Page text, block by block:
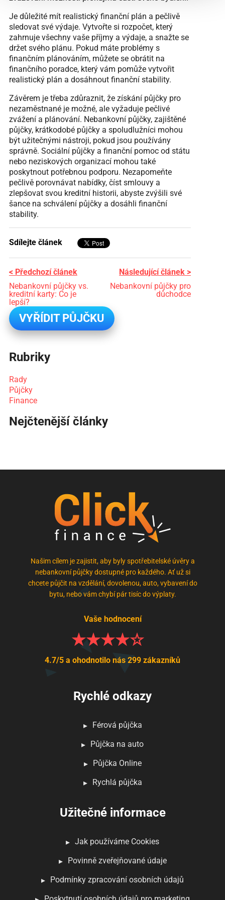
Je důležité mít realistický finanční plán a pečlivě
sledovat své výdaje. Vytvořte si rozpočet, který
zahrnuje všechny vaše příjmy a výdaje, a snažte se
držet svého plánu. Pokud máte problémy s
finančním plánováním, můžete se obrátit na
finančního poradce, který vám pomůže vytvořit
realistický plán a dosáhnout finanční stability.
Závěrem je třeba zdůraznit, že získání půjčky pro
nezaměstnané je možné, ale vyžaduje pečlivé
zvážení a plánování. Nebankovní půjčky, zajištěné
půjčky, krátkodobé půjčky a spoludlužníci mohou
být užitečnými nástroji, pokud jsou používány
správně. Sociální půjčky a finanční pomoc od státu
nebo neziskových organizací mohou také
poskytnout potřebnou podporu. Nezapomeňte
pečlivě porovnávat nabídky, číst smlouvy a
zlepšovat svou kreditní historii, abyste zvýšili své
šance na schválení půjčky a dosáhli finanční
stability.
Sdílejte článek
< Předchozí článek
Nebankovní půjčky vs.
kreditní karty: Co je
lepší?
Následující článek >
Nebankovní půjčky pro
důchodce
VYŘÍDIT PŮJČKU
Rubriky
Rady
Půjčky
Finance
Nejčtenější články
Našim cílem je zajistit, aby byly spotřebitelské úvěry a
nebankovní půjčky dostupné pro každého. Ať už si
chcete půjčit na vzdělání, dovolenou, auto, vybavení do
bytu, nebo vám chybí pár tisíc do výplaty.
Vaše hodnocení
4.7/5 a ohodnotilo nás 299 zákazníků
Rychlé odkazy
Férová půjčka
Půjčka na auto
Půjčka Online
Rychlá půjčka
Užitečné informace
Jak používáme Cookies
Povinně zveřejňované údaje
Podmínky zpracování osobních údajů